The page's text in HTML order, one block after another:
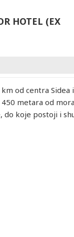
HOTEL (EX
od centra Sidea
metara od
do koje postoji i